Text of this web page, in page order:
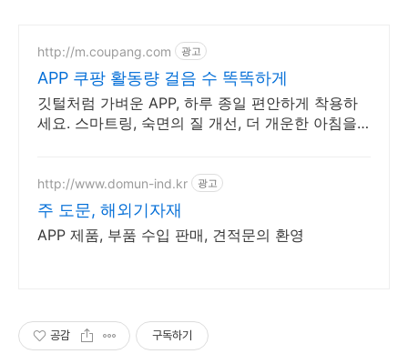
http://m.coupang.com 광고
APP 쿠팡 활동량 걸음 수 똑똑하게
깃털처럼 가벼운 APP, 하루 종일 편안하게 착용하
세요. 스마트링, 숙면의 질 개선, 더 개운한 아침을
http://www.domun-ind.kr 광고
주 도문, 해외기자재
APP 제품, 부품 수입 판매, 견적문의 환영
공감 구독하기